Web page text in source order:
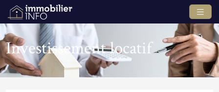
Investissement locatif